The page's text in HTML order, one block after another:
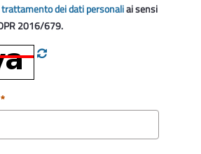
trattamento dei dati personaliai sensi
2016/679.